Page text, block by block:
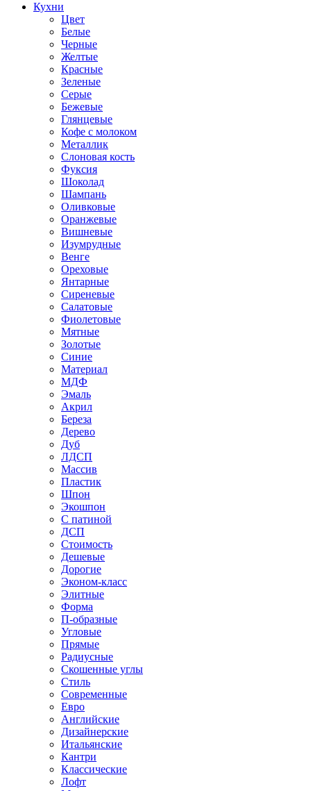
Кухни
Цвет
Белые
Черные
Желтые
Красные
Зеленые
Серые
Бежевые
Глянцевые
Кофе с молоком
Металлик
Слоновая кость
Фуксия
Шоколад
Шампань
Оливковые
Оранжевые
Вишневые
Изумрудные
Венге
Ореховые
Янтарные
Сиреневые
Салатовые
Фиолетовые
Мятные
Золотые
Синие
Материал
МДФ
Эмаль
Акрил
Береза
Дерево
Дуб
ЛДСП
Массив
Пластик
Шпон
Экошпон
С патиной
ДСП
Стоимость
Дешевые
Дорогие
Эконом-класс
Элитные
Форма
П-образные
Угловые
Прямые
Радиусные
Скошенные углы
Стиль
Современные
Евро
Английские
Дизайнерские
Итальянские
Кантри
Классические
Лофт